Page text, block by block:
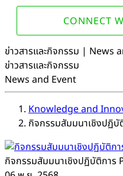
CONNECT
ข่าวสารและกิจกรรม | News
ข่าวสารและกิจกรรม
News and Event
Knowledge and
กิจกรรมสัมมนาเชิงปฏิ
กิจกรรมสัมมนาเชิงปฏิบัติการ